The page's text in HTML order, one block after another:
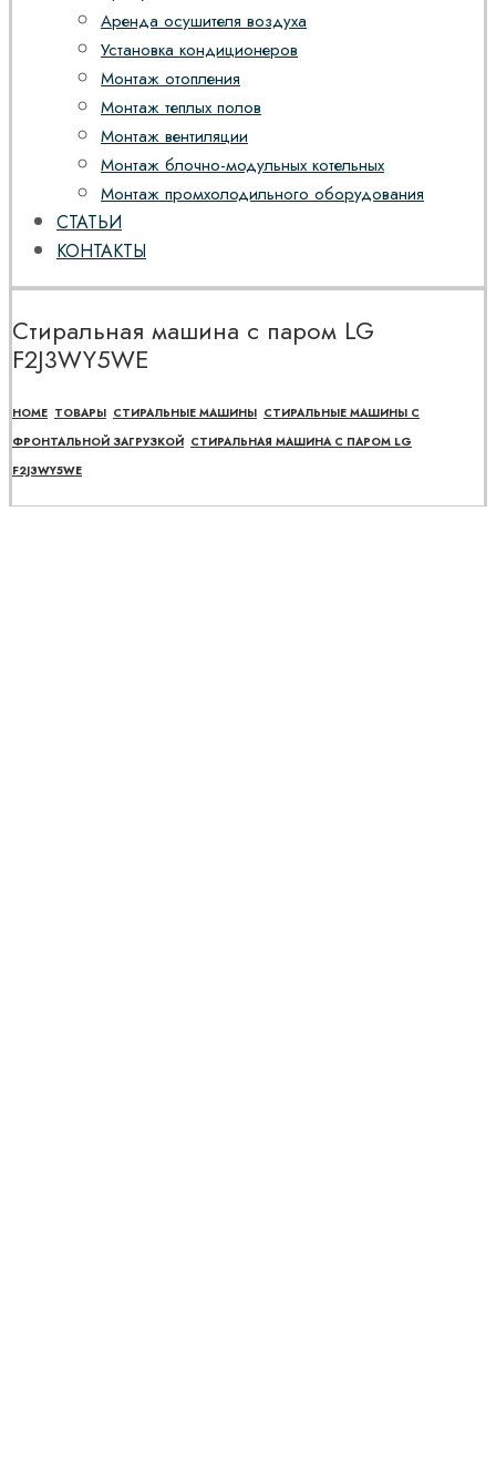
Аренда осушителя воздуха
Установка кондиционеров
Монтаж отопления
Монтаж теплых полов
Монтаж вентиляции
Монтаж блочно-модульных котельных
Монтаж промхолодильного оборудования
СТАТЬИ
КОНТАКТЫ
Стиральная машина с паром LG
F2J3WY5WE
HOME ТОВАРЫ СТИРАЛЬНЫЕ МАШИНЫ СТИРАЛЬНЫЕ МАШИНЫ С
ФРОНТАЛЬНОЙ ЗАГРУЗКОЙ СТИРАЛЬНАЯ МАШИНА С ПАРОМ LG
F2J3WY5WE